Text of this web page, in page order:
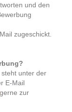
und den
zugeschickt.
unter der
E-Mail
gerne zur